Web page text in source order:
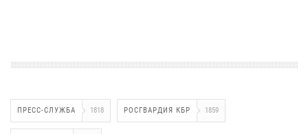
ПРЕСС-СЛУЖБА 1818 РОСГВАРДИЯ КБР 1859